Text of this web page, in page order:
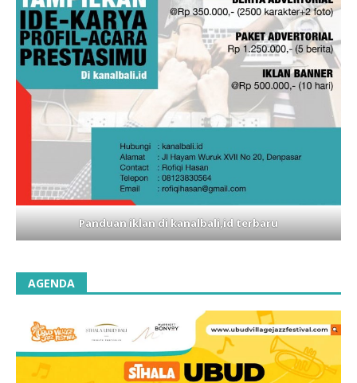
Panduan iklan di kanalbali,id terbaru
AGENDA